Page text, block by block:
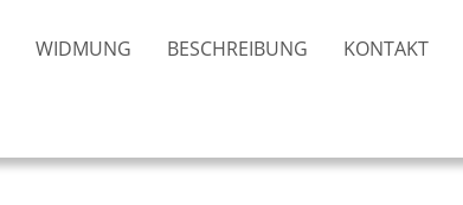
WIDMUNG BESCHREIBUNG KONTAKT